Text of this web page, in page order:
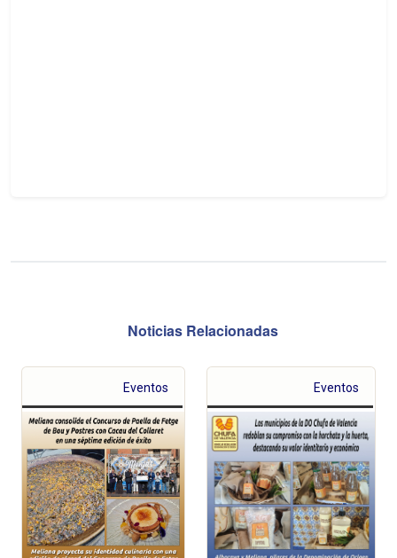
Noticias Relacionadas
Eventos Eventos